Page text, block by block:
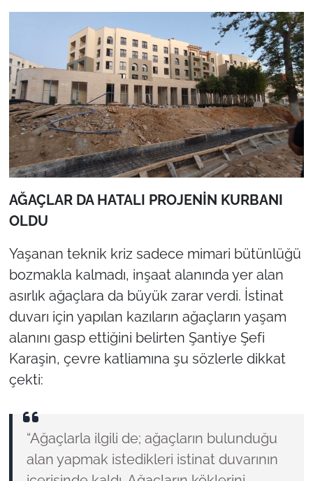
AĞAÇLAR DA HATALI PROJENİN KURBANI
OLDU
Yaşanan teknik kriz sadece mimari bütünlüğü
bozmakla kalmadı, inşaat alanında yer alan
asırlık ağaçlara da büyük zarar verdi. İstinat
duvarı için yapılan kazıların ağaçların yaşam
alanını gasp ettiğini belirten Şantiye Şefi
Karaşin, çevre katliamına şu sözlerle dikkat
çekti:
“Ağaçlarla ilgili de; ağaçların bulunduğu
alan yapmak istedikleri istinat duvarının